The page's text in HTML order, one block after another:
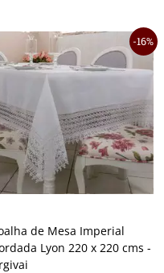
de Mesa Imperial
Lyon 220 x 220 cms -
16%